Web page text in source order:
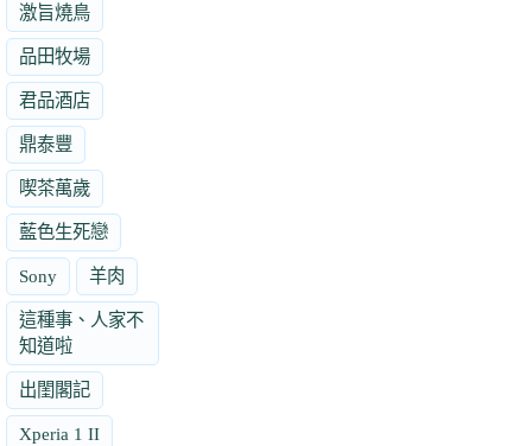
激旨燒鳥
品田牧場
君品酒店
鼎泰豐
喫茶萬歲
藍色生死戀
Sony 羊肉
這種事、人家不
知道啦
出閨閣記
Xperia 1 II